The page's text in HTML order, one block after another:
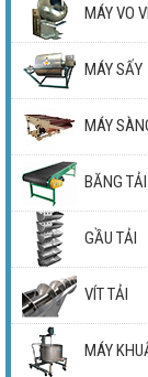
MÁY VO
MÁY SẤY
MÁY
BĂNG TẢI
GẦU TẢI
VÍT TẢI
MÁY